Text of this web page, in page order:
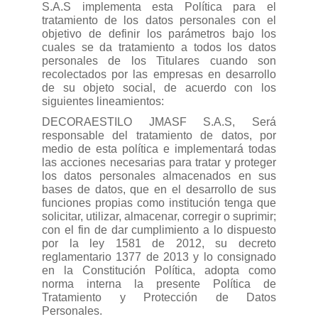
S.A.S implementa esta Política para el
tratamiento de los datos personales con el
objetivo de definir los parámetros bajo los
cuales se da tratamiento a todos los datos
personales
de los Titulares cuando son
recolectados por las empresas en desarrollo
de su objeto social, de acuerdo con los
siguientes lineamientos:
DECORAESTILO JMASF S.A.S, Será
responsable del tratamiento de datos, por
medio de esta política e implementará todas
las acciones necesarias para tratar y proteger
los datos personales almacenados en sus
bases de datos, que en el desarrollo de sus
funciones propias como institución tenga que
solicitar, utilizar, almacenar, corregir o suprimir;
con el fin de dar cumplimiento a lo dispuesto
por la ley 1581 de 2012, su decreto
reglamentario 1377 de 2013 y lo consignado
en la Constitución Política, adopta como
norma interna la presente Política de
Tratamiento y Protección de Datos
Personales.